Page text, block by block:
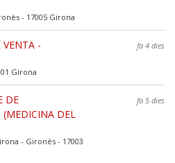
- 17005 Girona
-
fa 4 dies
Girona
DE
(MEDICINA DEL
fa 5 dies
- Gironès - 17003